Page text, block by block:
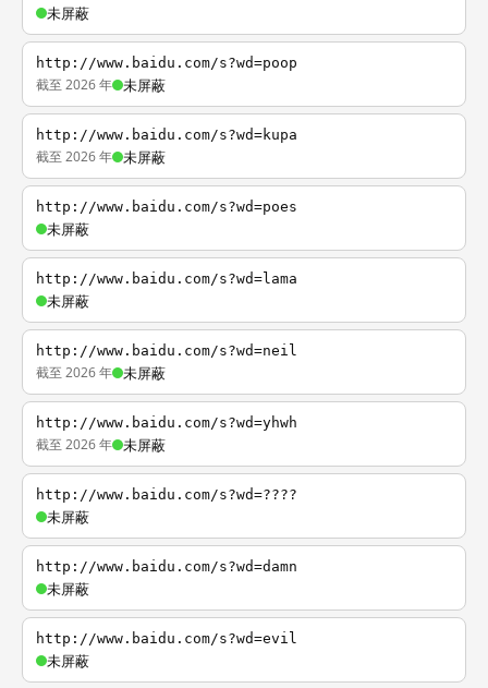
未屏蔽
http://www.baidu.com/s?wd=poop
截至 2026 年 未屏蔽
http://www.baidu.com/s?wd=kupa
截至 2026 年 未屏蔽
http://www.baidu.com/s?wd=poes
未屏蔽
http://www.baidu.com/s?wd=lama
未屏蔽
http://www.baidu.com/s?wd=neil
截至 2026 年 未屏蔽
http://www.baidu.com/s?wd=yhwh
截至 2026 年 未屏蔽
http://www.baidu.com/s?wd=????
未屏蔽
http://www.baidu.com/s?wd=damn
未屏蔽
http://www.baidu.com/s?wd=evil
未屏蔽